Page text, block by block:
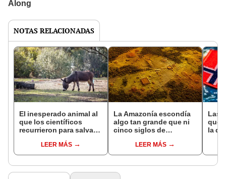
NOTAS RELACIONADAS
El inesperado animal al
que los científicos
recurrieron para salvar
reintroducción de un
asno salvaje está
en un paisaje con más
LEER MÁS
La Amazonía escondía
algo tan grande que ni
cinco siglos de
encontrarlo: el hallazgo
podría cambiar todo lo
pasado
LEER MÁS
Las
que
la de